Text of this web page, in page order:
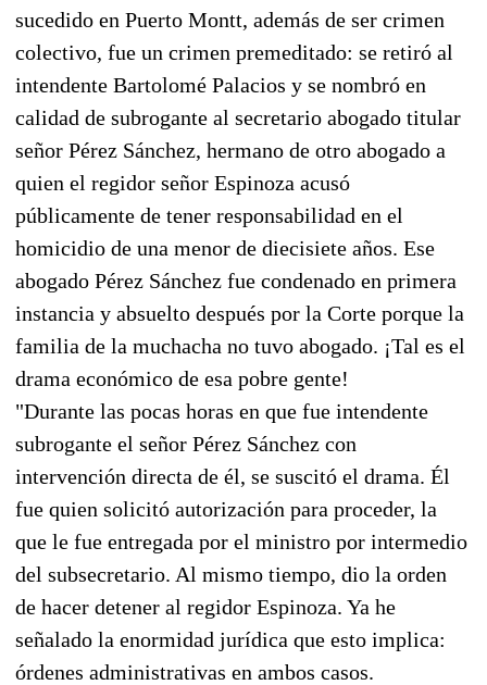
sucedido en Puerto Montt, además de ser crimen
colectivo, fue un crimen premeditado: se retiró al
intendente Bartolomé Palacios y se nombró en
calidad de subrogante al secretario abogado titular
señor Pérez Sánchez, hermano de otro abogado a
quien el regidor señor Espinoza acusó
públicamente de tener responsabilidad en el
homicidio de una menor de diecisiete años. Ese
abogado Pérez Sánchez fue condenado en primera
instancia y absuelto después por la Corte porque la
familia de la muchacha no tuvo abogado. ¡Tal es el
drama económico de esa pobre gente!
"Durante las pocas horas en que fue intendente
subrogante el señor Pérez Sánchez con
intervención directa de él, se suscitó el drama. Él
fue quien solicitó autorización para proceder, la
que le fue entregada por el ministro por intermedio
del subsecretario. Al mismo tiempo, dio la orden
de hacer detener al regidor Espinoza. Ya he
señalado la enormidad jurídica que esto implica:
órdenes administrativas en ambos casos.